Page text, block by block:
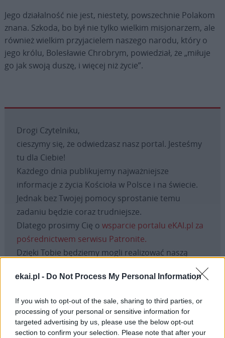
ekai.pl - Do Not Process My Personal Information
If you wish to opt-out of the sale, sharing to third parties, or
processing of your personal or sensitive information for
targeted advertising by us, please use the below opt-out
section to confirm your selection. Please note that after your
Jego działalność nie jest, niestety, powszechnie Polakom
znana. Szkoda, bo był nie tylko wielkim misjonarzem, ale
również wielkim przyjacielem naszego narodu, który o
jego królu, Bolesławie Chrobrym, powiedział, że „miłuje
go jak swoją duszę, i więcej niż życie”.
Drogi Czytelniku,
cieszymy się, że odwiedzasz nasz portal. Jesteśmy
tu dla Ciebie!
Każdego dnia publikujemy najważniejsze
informacje z życia Kościoła w Polsce i na świecie.
Jednak bez Twojej pomocy sprostanie temu
zadaniu będzie coraz trudniejsze.
Dlatego prosimy Cię o wsparcie portalu eKAI.pl za
pośrednictwem serwisu Patronite.
Dzięki Tobie będziemy mogli realizować naszą
Facebook